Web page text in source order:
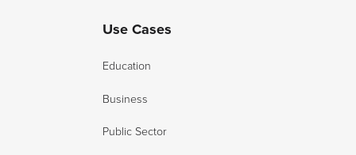
Use Cases
Education
Business
Public Sector